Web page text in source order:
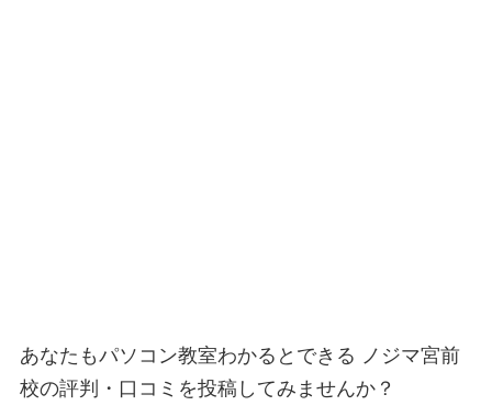
あなたもパソコン教室わかるとできる ノジマ宮前
校の評判・口コミを投稿してみませんか？